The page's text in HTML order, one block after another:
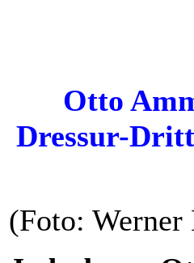
Otto
Dressur-
(Foto: